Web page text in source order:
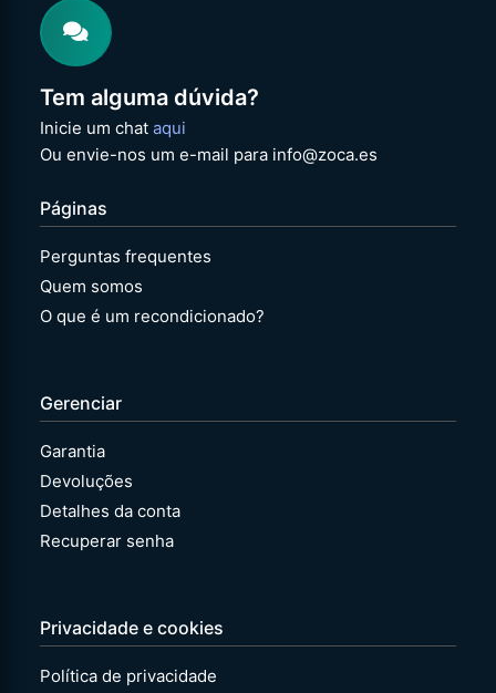
Tem alguma dúvida?
Inicie um chataqui
Ou envie-nos um e-mail para info@zoca.es
Páginas
Perguntas frequentes
Quem somos
O que é um recondicionado?
Gerenciar
Garantia
Devoluções
Detalhes da conta
Recuperar senha
Privacidade e cookies
Política de privacidade